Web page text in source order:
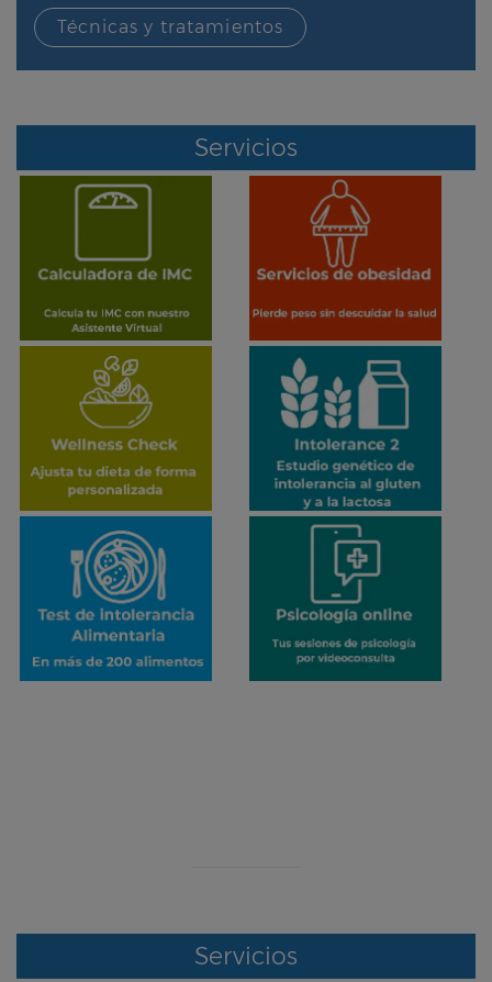
Técnicas y tratamientos
Servicios
Servicios